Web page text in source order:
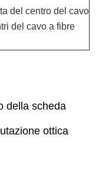
del centro del cavo
del cavo a fibre
della scheda
ottica